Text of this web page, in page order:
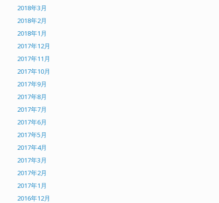
2018年3月
2018年2月
2018年1月
2017年12月
2017年11月
2017年10月
2017年9月
2017年8月
2017年7月
2017年6月
2017年5月
2017年4月
2017年3月
2017年2月
2017年1月
2016年12月